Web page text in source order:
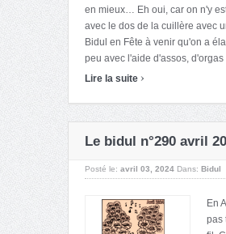
en mieux… Eh oui, car on n'y
avec le dos de la cuillère avec
Bidul en Fête à venir qu'on a
peu avec l'aide d'assos, d'orgas
Lire la suite ›
Le bidul n°290 avril
Posté le: avril 03, 2024 Dans: Bidul
En
pas